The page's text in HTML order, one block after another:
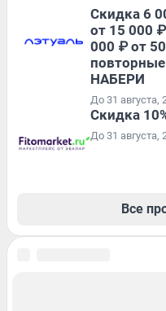
Скидка 6
от 15 000
000 ₽ от
НАБЕРИ
До 31 августа,
Скидка
До 31 августа,
Все